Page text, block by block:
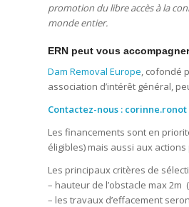
promotion du libre accès à la
monde entier.
ERN peut vous
Dam Removal Europe, cofondé
association d’intérêt général,
Contactez-nous :
Les financements sont en
éligibles) mais aussi aux
Les principaux critères de
– hauteur de l’obstacle max
– les travaux d’effacement